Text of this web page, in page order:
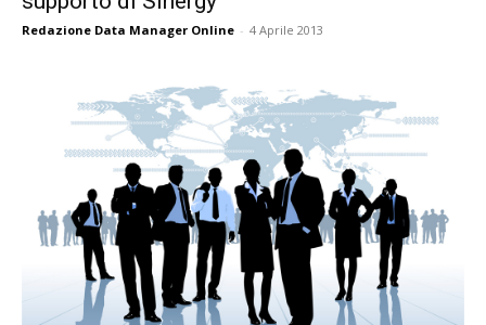
Redazione Data Manager Online - 4 Aprile 2013